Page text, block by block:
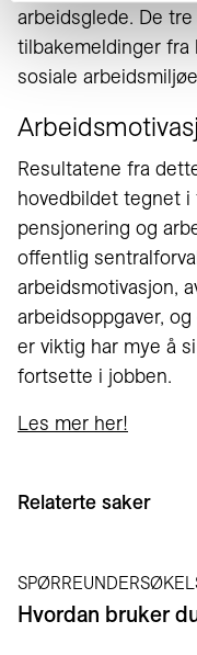
arbeidsglede. De
tilbakemeldinger fra
sosiale
Resultatene fra
hovedbildet tegnet
pensjonering og
offentlig
arbeidsmotivasjon,
arbeidsoppgaver,
er viktig har mye å
fortsette i jobben.
Les mer her!
Relaterte saker
Hvordan bruker